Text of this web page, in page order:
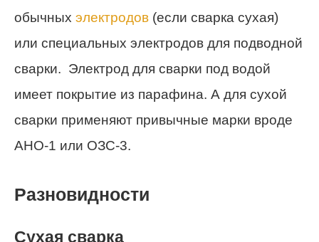
обычных электродов (если сварка сухая)
или специальных электродов для подводной
сварки. Электрод для сварки под водой
имеет покрытие из парафина. А для сухой
сварки применяют привычные марки вроде
АНО-1 или ОЗС-3.
Разновидности
Сухая сварка